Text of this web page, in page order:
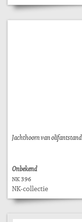
Jachthoorn van olifantstand
Onbekend
NK 396
NK-collectie